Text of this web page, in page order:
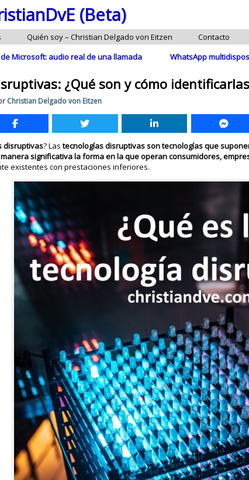
(Beta)
Quién soy – Christian Delgado von Eitzen Contacto
de Microsoft: audio real de una llamada WhatsApp
¿Qué son y cómo
Christian Delgado von Eitzen
disruptivas? Lastecnologías disruptivas son tecnologías que
significativa la forma en la que operan consumidores,
existentes con prestaciones inferiores.